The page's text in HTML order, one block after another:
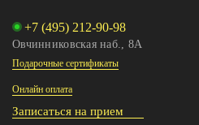
+7 (495) 212-90-98
Овчинниковская наб., 8А
Подарочные сертификаты
Онлайн оплата
Записаться на прием